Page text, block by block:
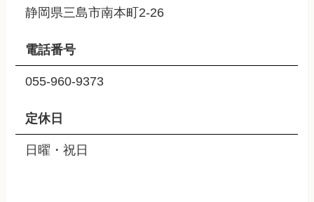
静岡県三島市南本町2-26
電話番号
055-960-9373
定休日
日曜・祝日